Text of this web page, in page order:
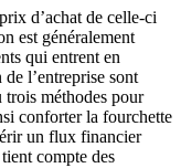
d’achat de celle-ci
est généralement
qui entrent en
l’entreprise sont
méthodes pour
conforter la fourchette
un flux financier
compte des